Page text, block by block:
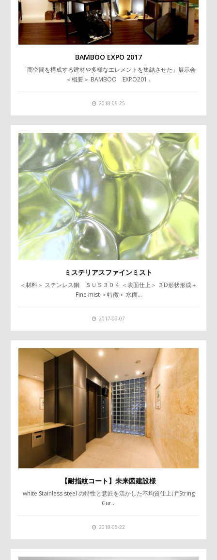
BAMBOO EXPO 2017
「商空間を構成する建材や多様なエレメントを集結させた」展示会
＜概要＞ BAMBOO EXPO201…
2018-09-25
ミステリアスファインミスト
＜材料＞ ステンレス鋼 ＳＵＳ３０４ ＜表面仕上＞ ３D形状形成＋
Fine mist ＜特徴＞ 水面…
2017-09-07
【耐指紋コート】未来図建設様
white Stainless steel の特性と意匠を活かした不均質仕上げ”String
Cur…
2018-05-22